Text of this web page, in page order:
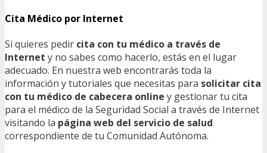
Cita Médico por Internet
Si quieres pedir cita con tu médico a través de
Internet y no sabes como hacerlo, estás en el lugar
adecuado. En nuestra web encontrarás toda la
información y tutoriales que necesitas para solicitar cita
con tu médico de cabecera online y gestionar tu cita
para el médico de la Seguridad Social a través de Internet
visitando la página web del servicio de salud
correspondiente de tu Comunidad Autónoma.